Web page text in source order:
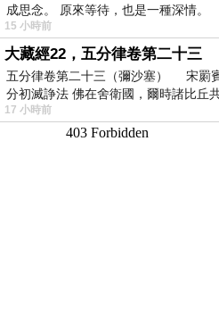
成思念。 原來等待，也是一種深情。
15 小時前
大藏經22，五分律卷第二十三
五分律卷第二十三（彌沙塞） 宋罽
分初滅諍法 佛在舍衛國，爾時諸比丘
17 小時前